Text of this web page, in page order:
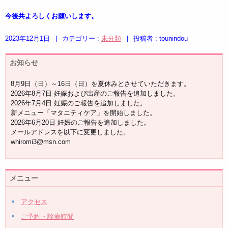
今後共よろしくお願いします。
2023年12月1日 | カテゴリー : 未分類 | 投稿者 : tounindou
お知らせ
8月9日（日）～16日（日）を夏休みとさせていただきます。
2026年8月7日 妊娠および出産のご報告を追加しました。
2026年7月4日 妊娠のご報告を追加しました。
新メニュー「マタニティケア」を開始しました。
2026年6月20日 妊娠のご報告を追加しました。
メールアドレスを以下に変更しました。
whiromi3@msn.com
メニュー
アクセス
ご予約・診療時間